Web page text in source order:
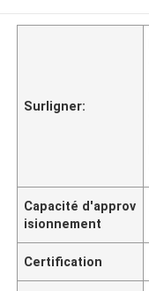
Surligner:
Capacité d'approv
isionnement
Certification